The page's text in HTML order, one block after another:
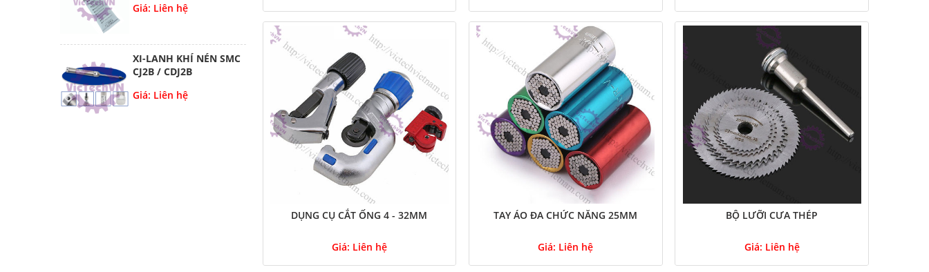
Giá: Liên hệ
XI-LANH KHÍ NÉN SMC
CJ2B / CDJ2B
Giá: Liên hệ
DỤNG CỤ CẮT ỐNG 4 - 32MM
Giá: Liên hệ
TAY ÁO ĐA CHỨC NĂNG 25MM
Giá: Liên hệ
BỘ LƯỠI CƯA THÉP
Giá: Liên hệ